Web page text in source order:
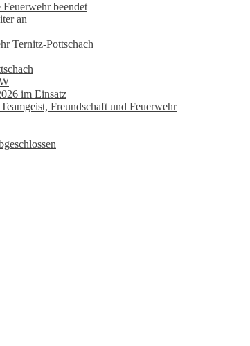
beendet
an
Ternitz-Pottschach
im Einsatz
Freundschaft und Feuerwehr